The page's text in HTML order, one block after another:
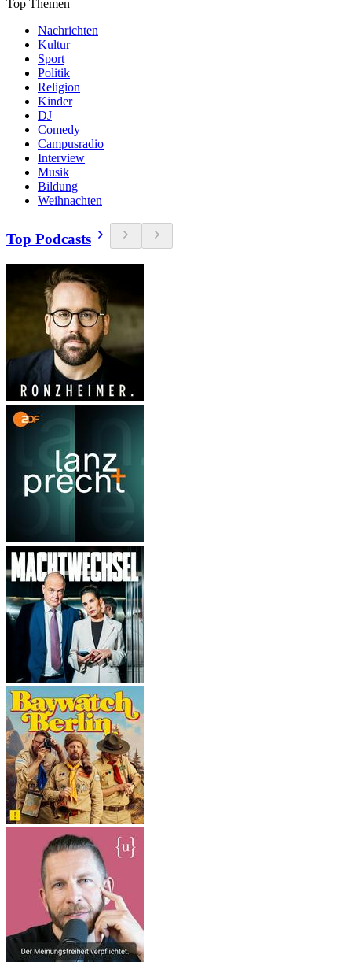
Top Themen
Nachrichten
Kultur
Sport
Politik
Religion
Kinder
DJ
Comedy
Campusradio
Interview
Musik
Bildung
Weihnachten
Top Podcasts